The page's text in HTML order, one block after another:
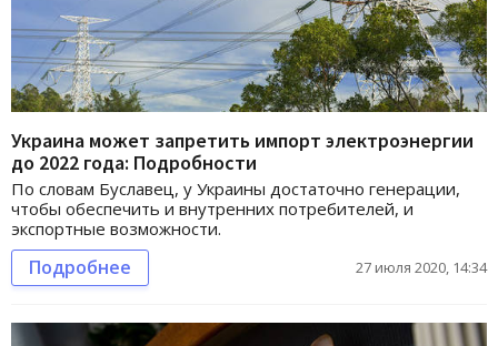
Украина может запретить импорт электроэнергии
до 2022 года: Подробности
По словам Буславец, у Украины достаточно генерации,
чтобы обеспечить и внутренних потребителей, и
экспортные возможности.
Подробнее 27 июля 2020, 14:34